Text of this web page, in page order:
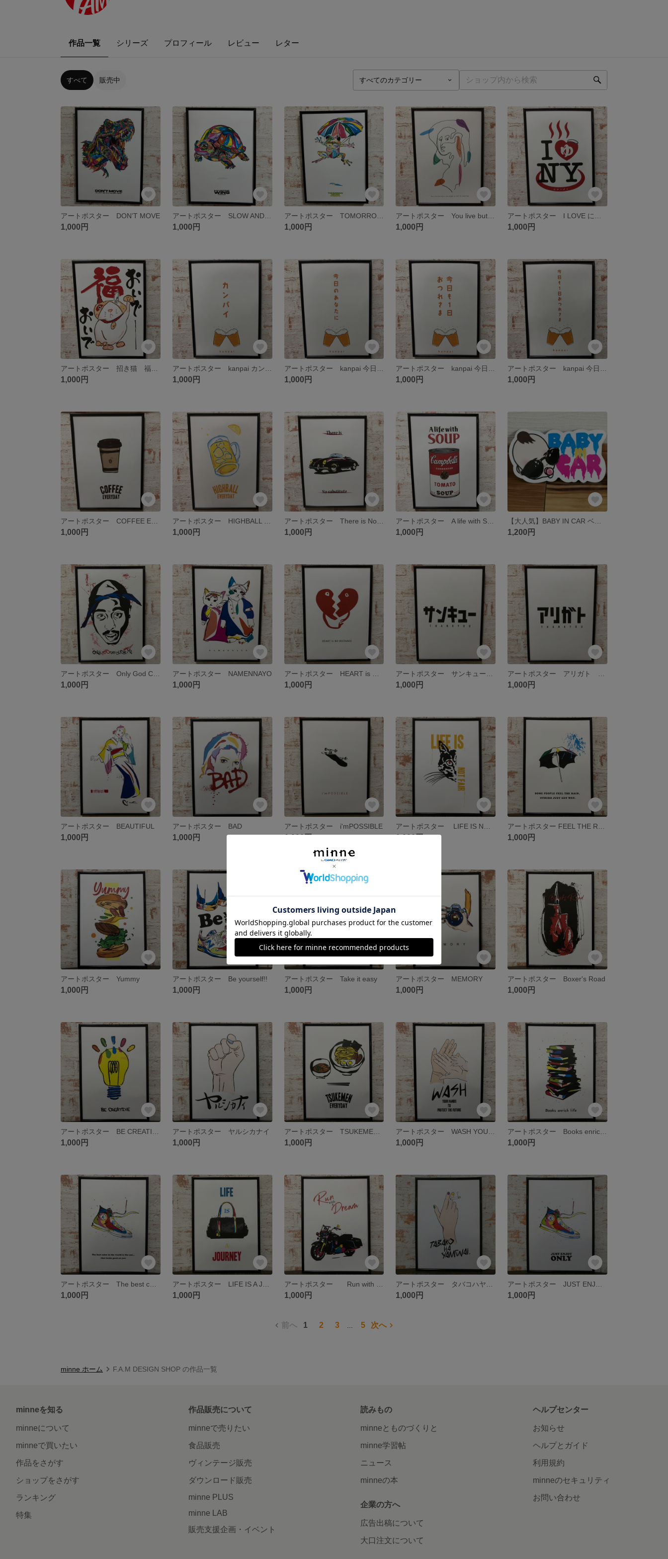
作品一覧 シリーズ プロフィール レビュー レター
すべて 販売中
アートポスター DON’T MOVE
1,000円
アートポスター SLOW AND STEADY WINS THE RACE
1,000円 1,000円 1,000円 1,000円
1,000円 1,000円 1,000円 1,000円 1,000円
1,000円 1,000円 1,000円 1,000円 1,200円
1,000円
アートポスター NAMENNAYO
1,000円 1,000円 1,000円 1,000円
アートポスター BEAUTIFUL
1,000円
アートポスター BAD
1,000円
アートポスター i'mPOSSIBLE
1,000円 1,000円 1,000円
アートポスター Yummy
1,000円
アートポスター Be yourself!!
1,000円
アートポスター Take it easy
1,000円
アートポスター MEMORY
1,000円
アートポスター Boxer's Road
1,000円
1,000円
アートポスター ヤルシカナイ
1,000円
アートポスター TSUKEMEN EVERYDAY.
1,000円 1,000円 1,000円
1,000円 1,000円 1,000円 1,000円 1,000円
前へ 1 2 3 5 次へ
minne ホーム F.A.M DESIGN SHOP の作品一覧
minneを知る
minneについて
minneで買いたい
作品をさがす
ショップをさがす
ランキング
特集
作品販売について
minneで売りたい
食品販売
ヴィンテージ販売
ダウンロード販売
minne PLUS
minne LAB
販売支援企画・イベント
読みもの
minneとものづくりと
minne学習帖
ニュース
minneの本
企業の方へ
広告出稿について
大口注文について
ヘルプセンター
お知らせ
ヘルプとガイド
利用規約
minneのセキュリティ
お問い合わせ